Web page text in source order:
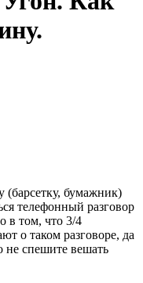
бумажник)
телефонный разговор
в том, что 3/4
о таком разговоре, да
не спешите вешать